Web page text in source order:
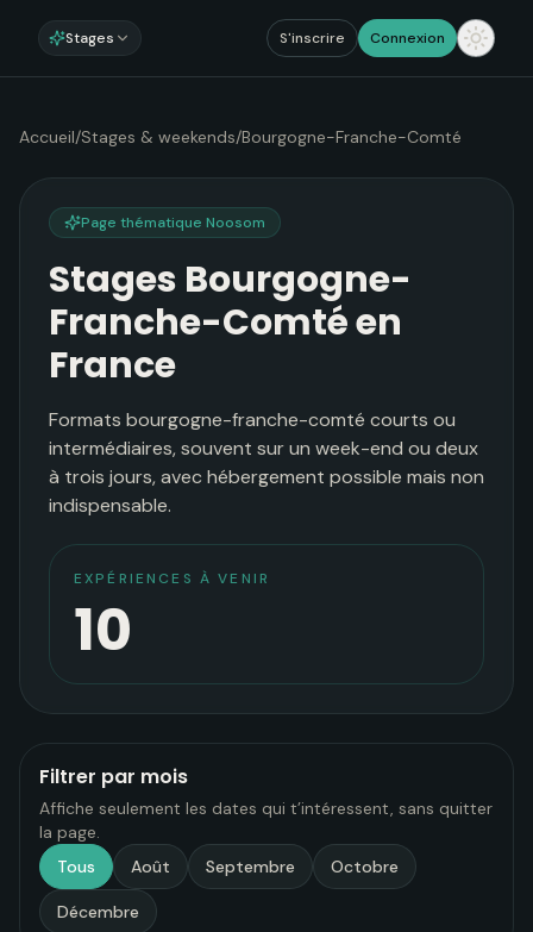
Stages S'inscrire Connexion
Accueil/Stages & weekends/Bourgogne-Franche-Comté
Page thématique Noosom
Stages Bourgogne-
Franche-Comté en
France
Formats bourgogne-franche-comté courts ou
intermédiaires, souvent sur un week-end ou deux
à trois jours, avec hébergement possible mais non
indispensable.
EXPÉRIENCES À VENIR
10
Filtrer par mois
Affiche seulement les dates qui t’intéressent, sans quitter
la page.
Tous
Août Septembre Octobre
Décembre